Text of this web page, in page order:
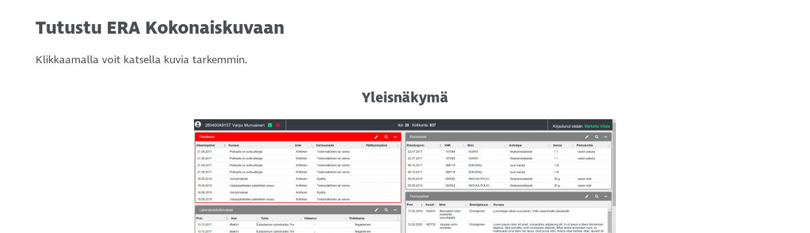
Tutustu ERA Kokonaiskuvaan
Klikkaamalla voit katsella kuvia tarkemmin.
Yleisnäkymä